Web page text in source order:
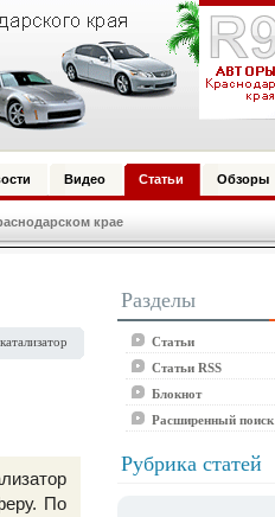
Видео Статьи Обзоры
крае
По
Разделы
Статьи
Статьи RSS
Блокнот
Расширенный поиск
Рубрика статей